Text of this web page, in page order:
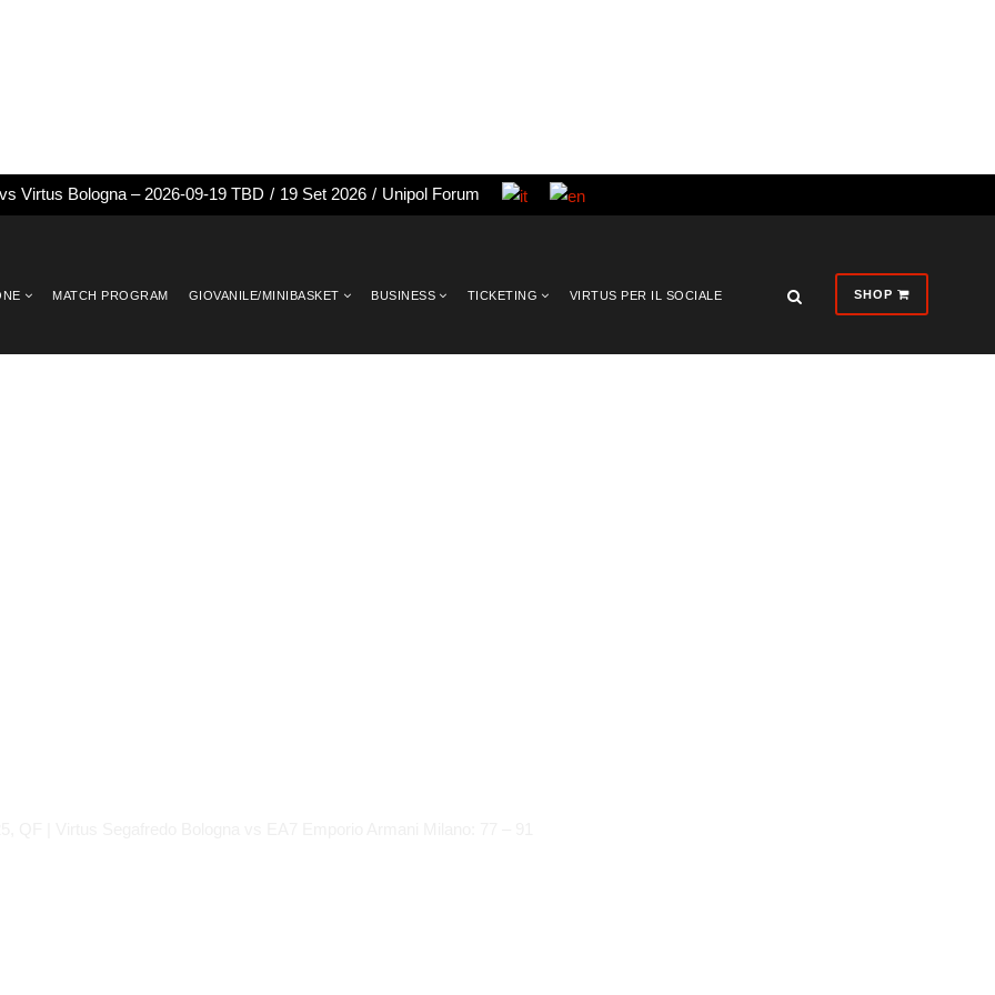
Virtus Bologna – 2026-09-19 TBD / 19 Set 2026 / Unipol Forum
MATCH PROGRAM GIOVANILE/MINIBASKET BUSINESS TICKETING VIRTUS PER IL SOCIALE SHOP